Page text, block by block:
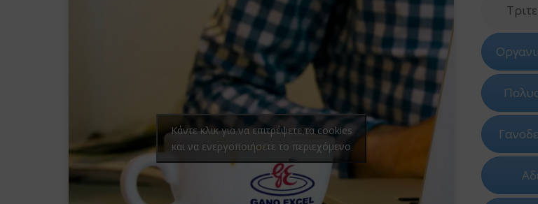
Κάντε κλικ για να επιτρέψετε τα cookies
και να ενεργοποιήσετε το περιεχόμενο